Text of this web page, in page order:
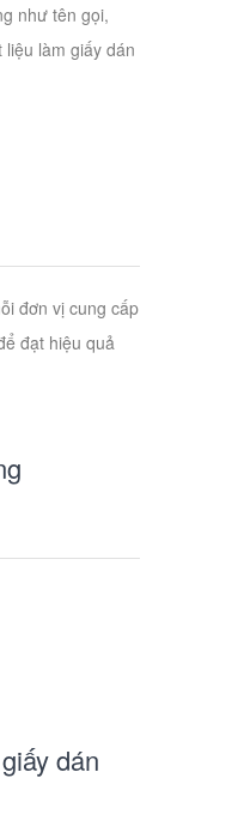
như tên gọi,
làm giấy dán
đơn vị cung cấp
đạt hiệu quả
dán